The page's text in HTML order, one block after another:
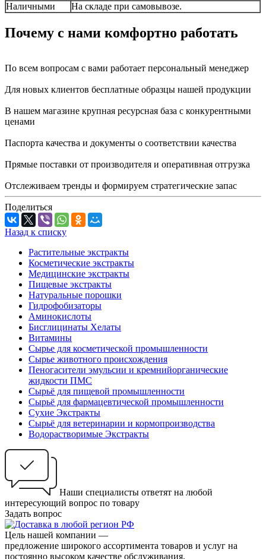
Наличными
На складе при самовывозе.
Почему с нами комфортно работать
По всем вопросам с вами работает персональный менеджер
Для новых клиентов бесплатные образцы нашей продукции
В нашем магазине крупная ресурсная база с конкурентными
ценами
Паспорта качества и документы о соответствии качества
Прямые поставки от производителя и оперативная отгрузка
Отслеживаем тренды и формируем стратегические запас
Поделиться
Назад к списку
Растительные экстракты
Косметические экстракты
Медицинские экстракты
Пищевые экстракты
Натуральные порошки
Гидрофобизаторы
Аминокислоты
Бисглицинаты Хелаты
Витамины
Сырье для косметической промышленности
Сырье животного происхождения
Пеногасители эмульсии и кремнийорганические
жидкости ПМС
Сырьё для пищевой промышленности
Сырьё для фармацевтической промышленности
Сухие Экстракты
Сырьё для ветеринарии и кормопроизводства
Водорастворимые Экстракты
Наши специалисты ответят на любой
интересующий вопрос по товару
Задать вопрос
Цель нашей компании —
предложение широкого ассортимента товаров и услуг на
постоянно высоком качестве обслуживания.